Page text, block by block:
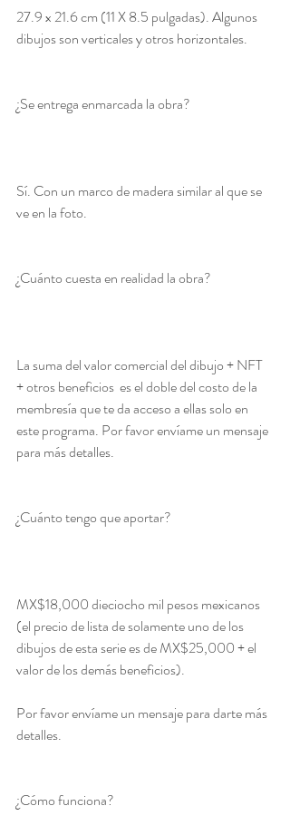
27.9 x 21.6 cm (11 X 8.5 pulgadas). Algunos
dibujos son verticales y otros horizontales.
¿Se entrega enmarcada la obra?
Sí. Con un marco de madera similar al que se
ve en la foto.
¿Cuánto cuesta en realidad la obra?
La suma del valor comercial del dibujo + NFT
+ otros beneficios  es el doble del costo de la
membresía que te da acceso a ellas solo en
este programa. Por favor envíame un mensaje
para más detalles.
¿Cuánto tengo que aportar?
MX$18,000 dieciocho mil pesos mexicanos
(el precio de lista de solamente uno de los
dibujos de esta serie es de MX$25,000 + el
valor de los demás beneficios).
Por favor envíame un mensaje para darte más
detalles.
¿Cómo funciona?